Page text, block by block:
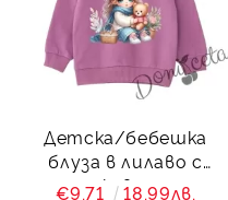
Детска/бебешка
блуза в лилаво с
дълъг ръкав за момиче
€9.71 18.99лв.